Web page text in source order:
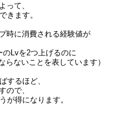
って、
きます。
時に消費される経験値が
のLvを2つ上げるのに
ないことを表しています）
するほど、
ので、
が得になります。